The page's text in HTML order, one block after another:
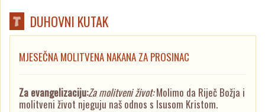
DUHOVNI KUTAK
MJESEČNA MOLITVENA NAKANA ZA PROSINAC
Za evangelizaciju:Za molitveni život:Molimo da Riječ Božja i
molitveni život njeguju naš odnos s Isusom Kristom.